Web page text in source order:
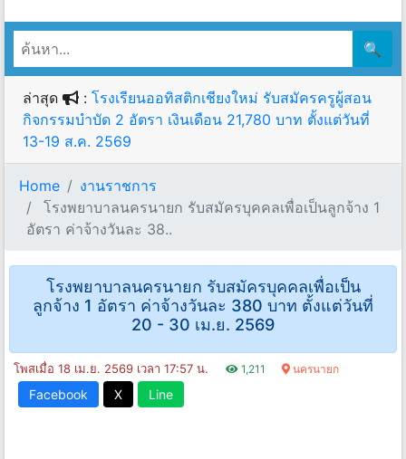
🔍
ล่าสุด : โรงเรียนออทิสติกเชียงใหม่ รับสมัครครูผู้สอน
กิจกรรมบำบัด 2 อัตรา เงินเดือน 21,780 บาท ตั้งแต่วันที่
13-19 ส.ค. 2569
Home
งานราชการ
โรงพยาบาลนครนายก รับสมัครบุคคลเพื่อเป็นลูกจ้าง 1
อัตรา ค่าจ้างวันละ 38..
โรงพยาบาลนครนายก รับสมัครบุคคลเพื่อเป็น
ลูกจ้าง 1 อัตรา ค่าจ้างวันละ 380 บาท ตั้งแต่วันที่
20 - 30 เม.ย. 2569
โพสเมื่อ 18 เม.ย. 2569 เวลา 17:57 น. 1,211 นครนายก
Facebook X Line